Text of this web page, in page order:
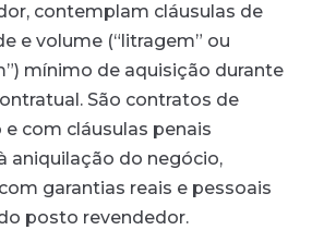
contemplam cláusulas de
e volume (“litragem” ou
mínimo de aquisição durante
São contratos de
e com cláusulas penais
aniquilação do negócio,
garantias reais e pessoais
posto revendedor.